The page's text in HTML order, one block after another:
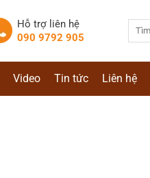
Hỗ trợ liên hệ
090 9792 905
Video Tin tức Liên hệ